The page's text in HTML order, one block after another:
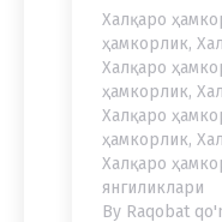
Халқаро
ҳамкорлик,
Халқаро
ҳамкорлик,
Халқаро
ҳамкорлик,
Халқаро
янгиликлари
By Raqobat